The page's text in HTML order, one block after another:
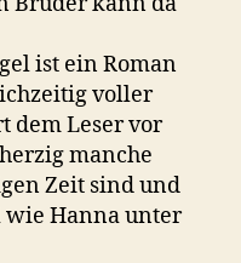
ist ein Roman
voller
dem Leser vor
manche
Zeit sind und
Hanna unter